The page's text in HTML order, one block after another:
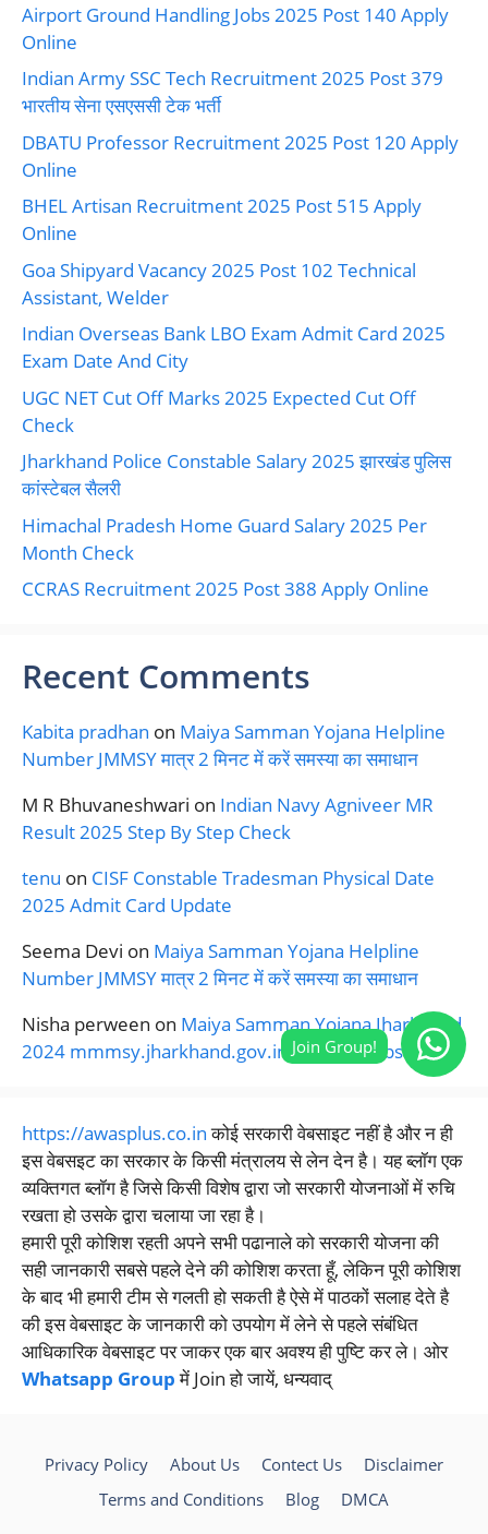
Airport Ground Handling Jobs 2025 Post 140 Apply
Online
Indian Army SSC Tech Recruitment 2025 Post 379
भारतीय सेना एसएससी टेक भर्ती
DBATU Professor Recruitment 2025 Post 120 Apply
Online
BHEL Artisan Recruitment 2025 Post 515 Apply
Online
Goa Shipyard Vacancy 2025 Post 102 Technical
Assistant, Welder
Indian Overseas Bank LBO Exam Admit Card 2025
Exam Date And City
UGC NET Cut Off Marks 2025 Expected Cut Off
Check
Jharkhand Police Constable Salary 2025 झारखंड पुलिस
कांस्टेबल सैलरी
Himachal Pradesh Home Guard Salary 2025 Per
Month Check
CCRAS Recruitment 2025 Post 388 Apply Online
Recent Comments
Kabita pradhan on Maiya Samman Yojana Helpline
Number JMMSY मात्र 2 मिनट में करें समस्या का समाधान
M R Bhuvaneshwari on Indian Navy Agniveer MR
Result 2025 Step By Step Check
tenu on CISF Constable Tradesman Physical Date
2025 Admit Card Update
Seema Devi on Maiya Samman Yojana Helpline
Number JMMSY मात्र 2 मिनट में करें समस्या का समाधान
Nisha perween on Maiya Samman Yojana Jharkhand
2024 mmmsy.jharkhand.gov.in Official Website
https://awasplus.co.inकोई सरकारी वेबसाइट नहीं है और न ही
इस वेबसइट का सरकार के किसी मंत्रालय से लेन देन है। यह ब्लॉग एक
व्यक्तिगत ब्लॉग है जिसे किसी विशेष द्वारा जो सरकारी योजनाओं में रुचि
रखता हो उसके द्वारा चलाया जा रहा है।
हमारी पूरी कोशिश रहती अपने सभी पढानाले को सरकारी योजना की
सही जानकारी सबसे पहले देने की कोशिश करता हूँ, लेकिन पूरी कोशिश
के बाद भी हमारी टीम से गलती हो सकती है ऐसे में पाठकों सलाह देते है
की इस वेबसाइट के जानकारी को उपयोग में लेने से पहले संबंधित
आधिकारिक वेबसाइट पर जाकर एक बार अवश्य ही पुष्टि कर ले। ओर
Whatsapp Groupमें Join हो जायें, धन्यवाद्
Privacy Policy About Us Contect Us
Disclaimer
Terms and Conditions
Blog
DMCA